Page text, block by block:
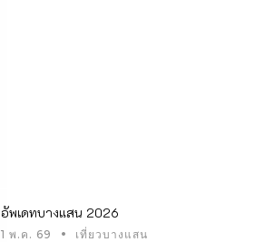
อัพเดทบางแสน 2026
1 พ.ค. 69 เที่ยวบางแสน